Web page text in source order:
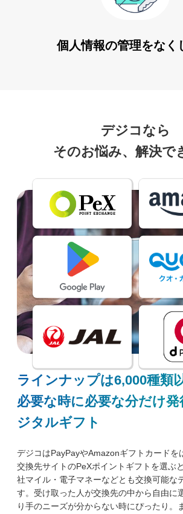
個人情報の管理をなく
デジコなら
そのお悩み、解決で
ラインナップは6,000種類
必要な時に必要な分だけ
ジタルギフト
デジコはPayPayやAmazonギフトカードを
交換先サイトのPeXポイントギフトを選ぶ
社マイル・電子マネーなどとも交換可能な
す。受け取った人が交換先の中から自由に
り手のニーズが分からない時にぴったり。